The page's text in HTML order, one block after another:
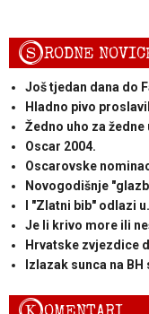
SRODNE
Još tjedan dana do
Hladno pivo
Žedno uho za žedne
Oscar 2004.
Oscarovske
Novogodišnje
I "Zlatni bib" odlazi
Je li krivo more ili
Hrvatske zvjezdice
Izlazak sunca na BH